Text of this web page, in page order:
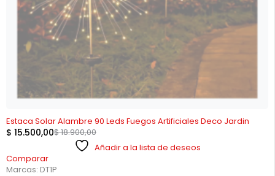
Estaca Solar Alambre 90 Leds Fuegos Artificiales Deco Jardin
$18.900,00
$ 15.500,00
Añadir a la lista de deseos
Comparar
Marcas: DT1P